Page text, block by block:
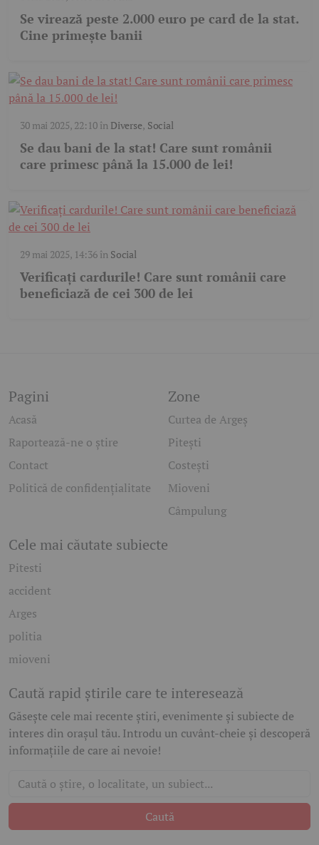
Se virează peste 2.000 euro pe card de la stat.
Cine primește banii
30 mai 2025, 22:10în Diverse, Social
Se dau bani de la stat! Care sunt românii
care primesc până la 15.000 de lei!
29 mai 2025, 14:36în Social
Verificați cardurile! Care sunt românii care
beneficiază de cei 300 de lei
Pagini
Acasă
Raportează-ne o știre
Contact
Politică de confidențialitate
Zone
Curtea de Argeș
Pitești
Costești
Mioveni
Câmpulung
Cele mai căutate subiecte
Pitesti
accident
Arges
politia
mioveni
Caută rapid știrile care te interesează
Găsește cele mai recente știri, evenimente și subiecte de
interes din orașul tău. Introdu un cuvânt-cheie și descoperă
informațiile de care ai nevoie!
Caută